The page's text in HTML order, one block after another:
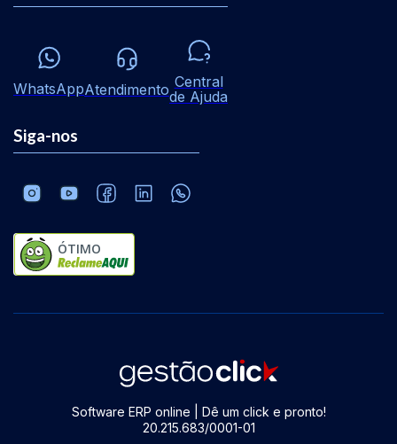
WhatsAppAtendimento Central
de Ajuda
Siga-nos
ÓTIMO
Software ERP online | Dê um click e pronto!
20.215.683/0001-01